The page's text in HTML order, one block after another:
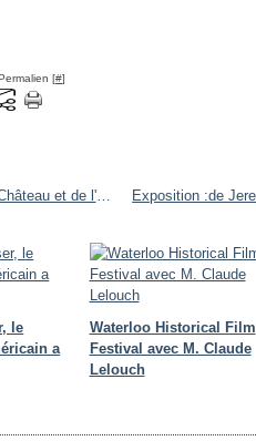
[#]
EXPO :SCULPTEUR MICHAL : Parc du Château et de l'Abbaye de Bois-Seigneur-Isaac + château de La Hulpe
le
a
Waterloo Historical Film
Festival avec M. Claude
Lelouch